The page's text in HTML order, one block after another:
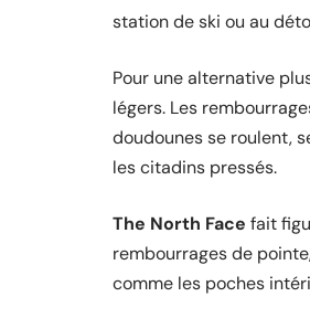
station de ski ou au
Pour une alternative
légers. Les
doudounes se roulent,
les citadins pressés.
The North Face fait
rembourrages de
comme les poches